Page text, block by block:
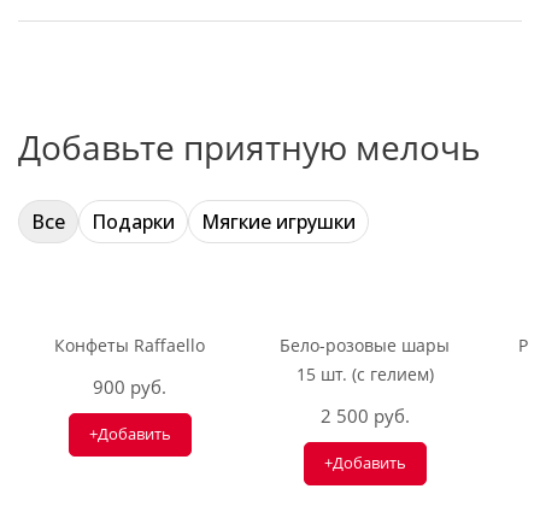
Добавьте приятную мелочь
Все Подарки Мягкие игрушки
Конфеты Raffaello
900 руб.
+Добавить
Бело-розовые шары
15 шт. (с гелием)
2 500 руб.
+Добавить